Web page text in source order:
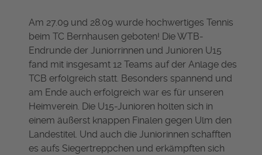
Am 27.09 und 28.09 wurde hochwertiges Tennis
beim TC Bernhausen geboten! Die WTB-
Endrunde der Juniorrinnen und Junioren U15
fand mit insgesamt 12 Teams auf der Anlage des
TCB erfolgreich statt. Besonders spannend und
am Ende auch erfolgreich war es für unseren
Heimverein. Die U15-Junioren holten sich in
einem äußerst knappen Finalen gegen Ulm den
Landestitel. Und auch die Juniorinnen schafften
es aufs Siegertreppchen und erkämpften sich